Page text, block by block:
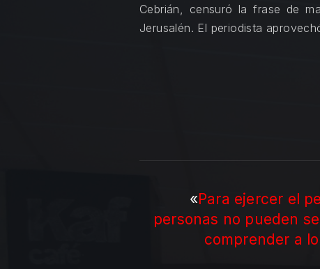
Cebrián, censuró la frase de
Jerusalén. El periodista
«Para ejercer el
personas no pueden
comprender a